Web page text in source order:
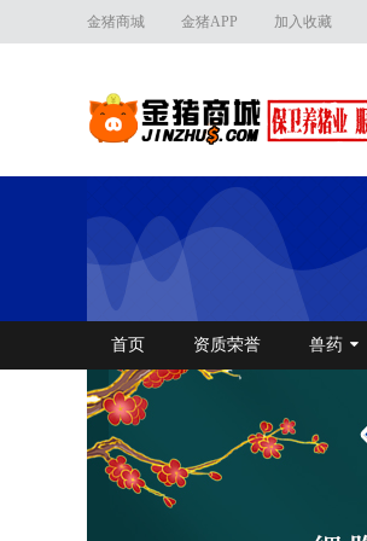
金猪商城 金猪APP 加入收藏
首页 资质荣誉 兽药